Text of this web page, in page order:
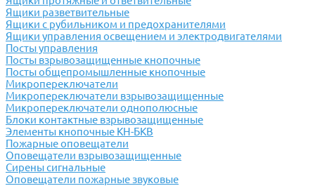
Ящики разветвительные
Ящики с рубильником и предохранителями
Ящики управления освещением и электродвигателями
Посты управления
Посты взрывозащищенные кнопочные
Посты общепромышленные кнопочные
Микропереключатели
Микропереключатели взрывозащищенные
Микропереключатели однополюсные
Блоки контактные взрывозащищенные
Элементы кнопочные КН-БКВ
Пожарные оповещатели
Оповещатели взрывозащищенные
Сирены сигнальные
Оповещатели пожарные звуковые